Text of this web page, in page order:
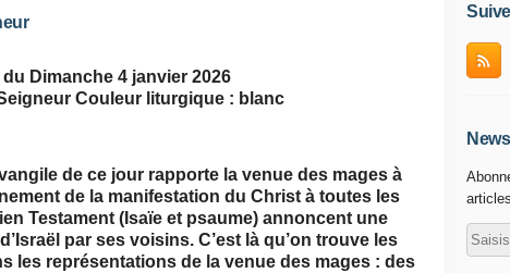
Dimanche 4 janvier 2026
Couleur liturgique : blanc
de ce jour rapporte la venue des mages à
de la manifestation du Christ à toutes les
Testament (Isaïe et psaume) annoncent une
par ses voisins. C’est là qu’on trouve les
les représentations de la venue des mages : des